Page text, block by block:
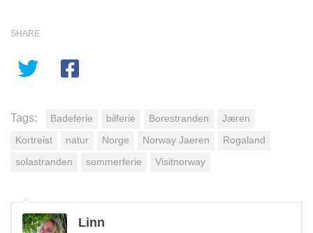
SHARE
Tags: Badeferie bilferie Borestranden Jæren
Kortreist natur Norge Norway Jaeren Rogaland
solastranden sommerferie Visitnorway
Linn